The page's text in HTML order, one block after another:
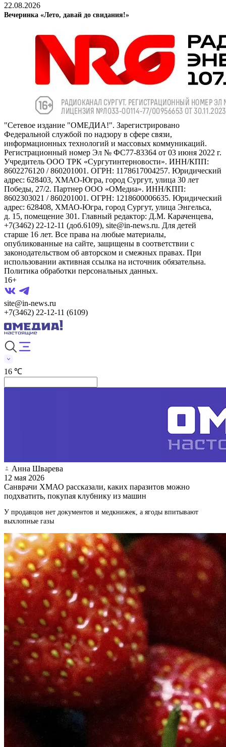
22.08.2026
Вечеринка «Лето, давай до свидания!»
"Сетевое издание "ОМЕДИА!". Зарегистрировано
Федеральной службой по надзору в сфере связи,
информационных технологий и массовых коммуникаций.
Регистрационный номер Эл № ФС77-83364 от 03 июня 2022 г.
Учредитель ООО ТРК «Сургутинтерновости». ИНН/КПП:
8602276120 / 860201001. ОГРН: 1178617004257. Юридический
адрес: 628403, ХМАО-Югра, город Сургут, улица 30 лет
Победы, 27/2. Партнер ООО «ОМедиа». ИНН/КПП:
8602303021 / 860201001. ОГРН: 1218600006635. Юридический
адрес: 628408, ХМАО-Югра, город Сургут, улица Энгельса,
д. 15, помещение 301. Главный редактор: Д.М. Караченцева,
+7(3462) 22-12-11 (доб.6109), site@in-news.ru. Для детей
старше 16 лет. Все права на любые материалы,
опубликованные на сайте, защищены в соответствии с
законодательством об авторском и смежных правах. При
использовании активная ссылка на источник обязательна.
Политика обработки персональных данных.
16+
site@in-news.ru
+7(3462) 22-12-11 (6109)
16 ℃
Анна Шварева
12 мая 2026
Санврачи ХМАО рассказали, каких паразитов можно
подхватить, покупая клубнику из машин
У продавцов нет документов и медкнижек, а ягоды впитывают
выхлопные газы